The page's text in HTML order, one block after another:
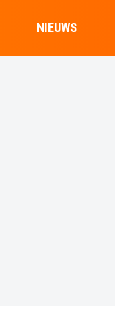
NIEUWS